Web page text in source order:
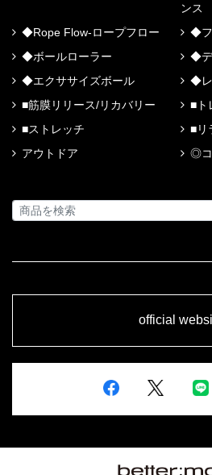
ンス
◆Rope Flow-ロープフロー
◆フ
◆ボールローラー
◆デ
◆エクササイズボール
◆レ
■筋膜リリース/リカバリー
■ト
■ストレッチ
■リ
アウトドア
◎コ
official